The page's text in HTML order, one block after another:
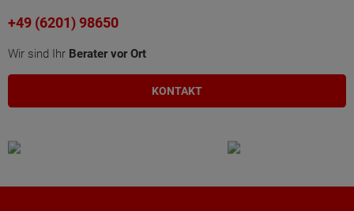
+49 (6201) 98650
Wir sind Ihr Berater vor Ort
KONTAKT